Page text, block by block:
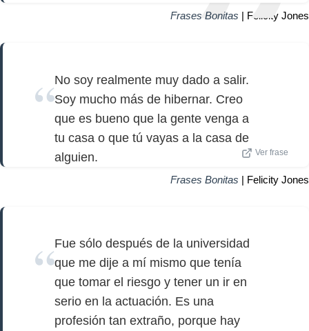
Frases Bonitas | Felicity Jones
No soy realmente muy dado a salir.
Soy mucho más de hibernar. Creo
que es bueno que la gente venga a
tu casa o que tú vayas a la casa de
alguien.
Ver frase
Frases Bonitas | Felicity Jones
Fue sólo después de la universidad
que me dije a mí mismo que tenía
que tomar el riesgo y tener un ir en
serio en la actuación. Es una
profesión tan extraño, porque hay